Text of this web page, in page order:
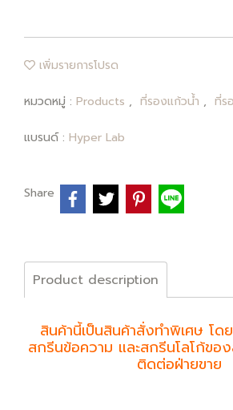
เพิ่มรายการโปรด
หมวดหมู่ : Products , ที่รองแก้วน้ำ , ที่ร
แบรนด์ : Hyper Lab
Share
Product description
สินค้านี้เป็นสินค้าสั่งทำพิเศษ โ
สกรีนข้อความ และสกรีนโลโก้ขอ
ติดต่อฝ่ายขาย